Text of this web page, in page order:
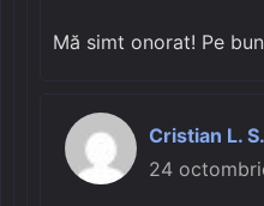
Mă simt onorat! Pe
Cristian L. S.
24